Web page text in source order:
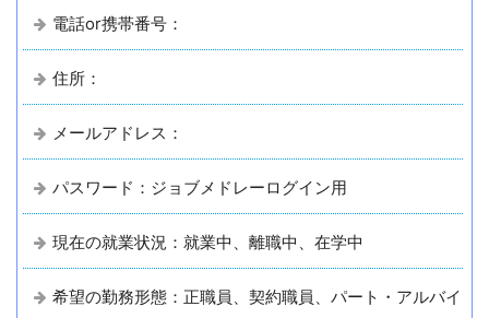
電話or携帯番号：
住所：
メールアドレス：
パスワード：ジョブメドレーログイン用
現在の就業状況：就業中、離職中、在学中
希望の勤務形態：正職員、契約職員、パート・アルバイ